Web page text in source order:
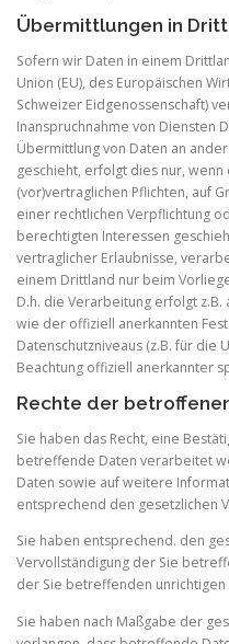
Übermittlungen in
Sofern wir Daten in einem
Union (EU), des Europäischen
Schweizer Eidgenossenschaft)
Inanspruchnahme von Diensten
Übermittlung von Daten an
geschieht, erfolgt dies nur,
(vor)vertraglichen Pflichten, auf
einer rechtlichen Verpflichtung
berechtigten Interessen
vertraglicher Erlaubnisse,
einem Drittland nur beim
D.h. die Verarbeitung erfolgt
wie der offiziell anerkannten
Datenschutzniveaus (z.B. für die
Beachtung offiziell anerkannter
Rechte der
Sie haben das Recht, eine
betreffende Daten verarbeitet
Daten sowie auf weitere
entsprechend den gesetzlichen
Sie haben entsprechend. den
Vervollständigung der Sie
der Sie betreffenden unrichtigen
Sie haben nach Maßgabe der